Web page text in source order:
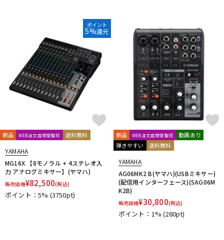
ポイント
5%還元
新品 WEB注文店頭受取可 送料無料
YAMAHA
MG16X 【8モノラル + 4ステレオ入
力 アナログミキサー】(ヤマハ)
販売価格¥82,500(税込)
ポイント：5% (3750pt)
新品 WEB注文店頭受取可
動画あり
弾きやすい
送料無料
YAMAHA
AG06MK2 B(ヤマハ)(USBミキサー)
(配信用インターフェース)(SAG06M
K2B)
販売価格¥30,800(税込)
ポイント：1%(280pt)